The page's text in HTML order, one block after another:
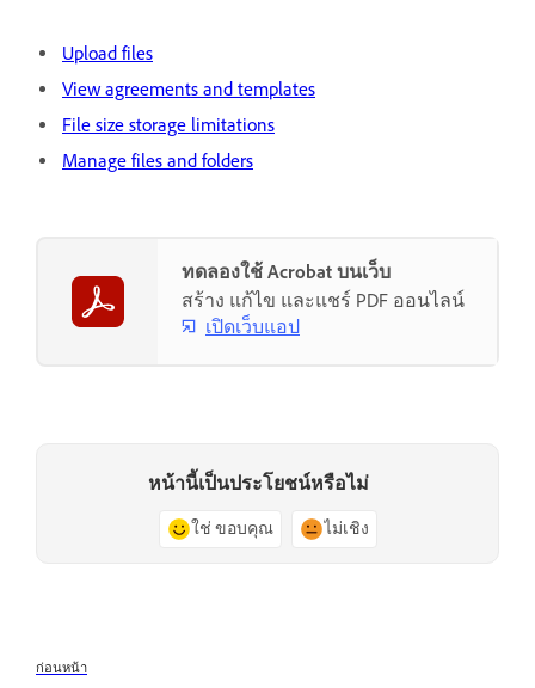
Upload files
View agreements and templates
File size storage limitations
Manage files and folders
ทดลองใช้ Acrobat บนเว็บ
สร้าง แก้ไข และแชร์ PDF ออนไลน์
เปิดเว็บแอป
หน้านี้เป็นประโยชน์หรือไม่
ใช่ ขอบคุณ ไม่เชิง
ก่อนหน้า